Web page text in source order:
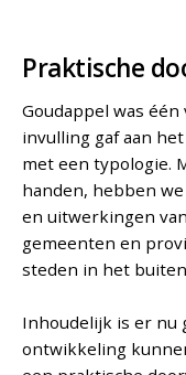
Praktische
Goudappel was
invulling gaf aan
met een typologie.
handen, hebben
en uitwerkingen
gemeenten en
steden in het
Inhoudelijk is er nu
ontwikkeling